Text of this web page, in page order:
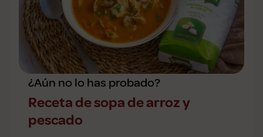
¿Aún no lo has probado?
Receta de sopa de arroz y
pescado